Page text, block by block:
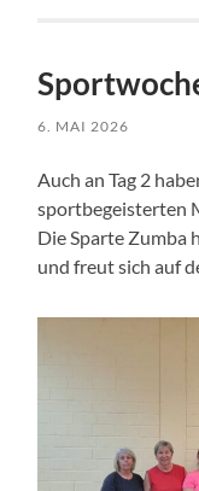
6. MAI 2026
Auch an Tag 2
sportbegeisterten
Die Sparte Zumba
und freut sich auf